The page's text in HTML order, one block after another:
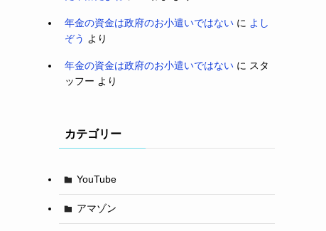
年金の資金は政府のお小遣いではない に よし
ぞう より
年金の資金は政府のお小遣いではない に スタ
ッフー より
カテゴリー
YouTube
アマゾン